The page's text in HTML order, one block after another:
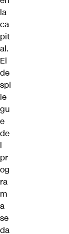
la
ca
pit
al.
El
de
spl
ie
gu
e
de
l
pr
og
ra
m
a
se
da